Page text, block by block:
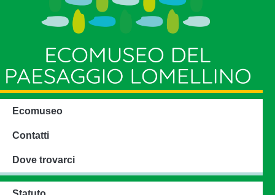
Ecomuseo
Contatti
Dove trovarci